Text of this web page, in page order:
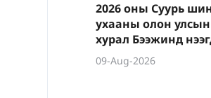
2026 оны Суурь
ухааны олон улсын
хурал Бээжинд
09-Aug-2026